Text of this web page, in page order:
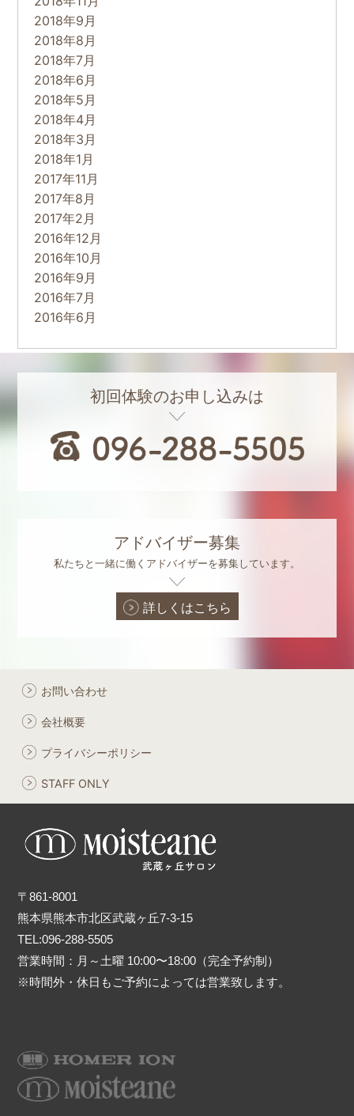
2018年9月
2018年8月
2018年7月
2018年6月
2018年5月
2018年4月
2018年3月
2018年1月
2017年11月
2017年8月
2017年2月
2016年12月
2016年10月
2016年9月
2016年7月
2016年6月
初回体験のお申し込みは
アドバイザー募集
私たちと一緒に働くアドバイザーを募集しています。
詳しくはこちら
お問い合わせ
会社概要
プライバシーポリシー
STAFF ONLY
〒861-8001
熊本県熊本市北区武蔵ヶ丘7-3-15
TEL:096-288-5505
営業時間：月～土曜 10:00〜18:00（完全予約制）
※時間外・休日もご予約によっては営業致します。